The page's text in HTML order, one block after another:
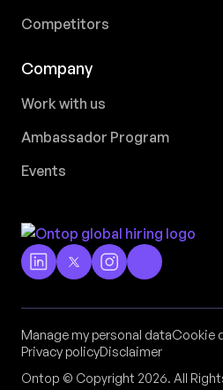
Competitors
Company
Work with us
Ambassador Program
Events
Manage my personal dataCookie
Privacy policyDisclaimer
Ontop © Copyright 2026. All